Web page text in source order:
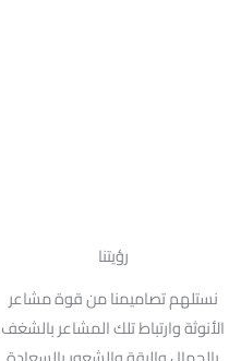
رؤيتنا
نستلهم تصاميمنا من قوة مشاعر
الأنوثة وارتباط تلك المشاعر بالشغف